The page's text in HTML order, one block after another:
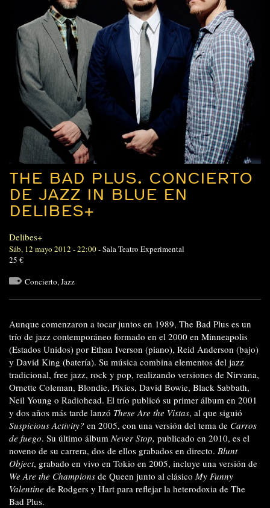
THE BAD PLUS. CONCIERTO
DE JAZZ IN BLUE EN
DELIBES+
Delibes+
Sáb, 12 mayo 2012 - 22:00-Sala Teatro Experimental
25 €
Concierto, Jazz
Aunque comenzaron a tocar juntos en 1989, The Bad Plus es un
trío de jazz contemporáneo formado en el 2000 en Minneapolis
(Estados Unidos) por Ethan Iverson (piano), Reid Anderson (bajo)
y David King (batería). Su música combina elementos del jazz
tradicional, free jazz, rock y pop, realizando versiones de Nirvana,
Ornette Coleman, Blondie, Pixies, David Bowie, Black Sabbath,
Neil Young o Radiohead. El trío publicó su primer álbum en 2001
y dos años más tarde lanzó These Are the Vistas, al que siguió
Suspicious Activity? en 2005, con una versión del tema de Carros
de fuego. Su último álbum Never Stop, publicado en 2010, es el
noveno de su carrera, dos de ellos grabados en directo. Blunt
Object, grabado en vivo en Tokio en 2005, incluye una versión de
We Are the Champions de Queen junto al clásico My Funny
Valentine de Rodgers y Hart para reflejar la heterodoxia de The
Bad Plus.